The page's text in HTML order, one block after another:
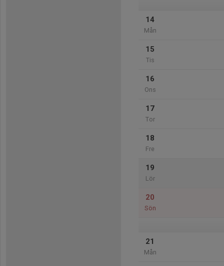
14
Mån
15
Tis
16
Ons
17
Tor
18
Fre
19
Lör
20
Sön
21
Mån